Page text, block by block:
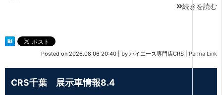
続きを読む
Posted on 2026.08.06 20:40 by ハイエース専門店CRS Perma Link
CRS千葉 展示車情報8.4